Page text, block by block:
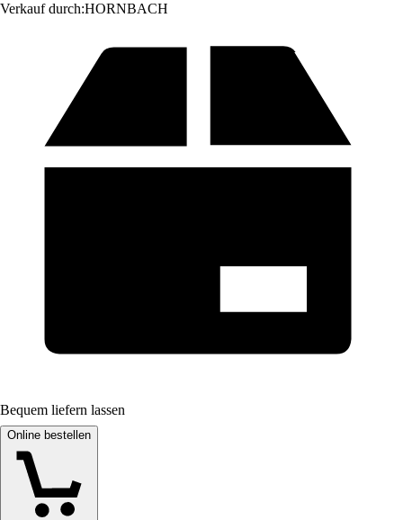
Verkauf durch:HORNBACH
Bequem liefern lassen
Online bestellen